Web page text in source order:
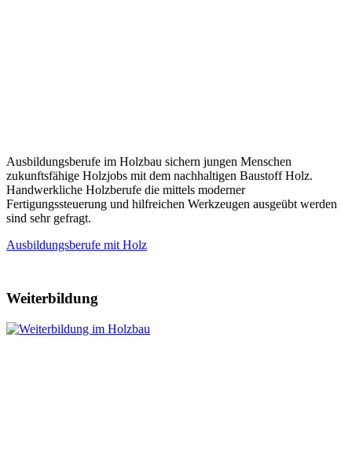
Ausbildungsberufe im Holzbau sichern jungen Menschen
zukunftsfähige Holzjobs mit dem nachhaltigen Baustoff Holz.
Handwerkliche Holzberufe die mittels moderner
Fertigungssteuerung und hilfreichen Werkzeugen ausgeübt werden
sind sehr gefragt.
Ausbildungsberufe mit Holz
Weiterbildung